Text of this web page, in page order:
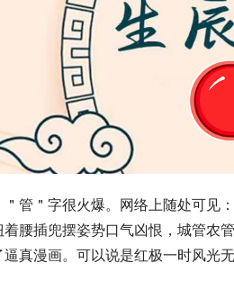
＂管＂字很火爆。网络上随处可见
着腰插兜摆姿势口气凶恨，城管农
真漫画。可以说是红极一时风光无